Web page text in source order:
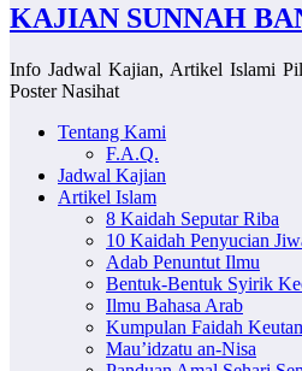
KAJIAN SUNNAH
Info Jadwal Kajian, Artikel Islami
Poster Nasihat
Tentang Kami
F.A.Q.
Jadwal Kajian
Artikel Islam
8 Kaidah Seputar Riba
10 Kaidah Penyucian
Adab Penuntut Ilmu
Bentuk-Bentuk Syirik
Ilmu Bahasa Arab
Kumpulan Faidah
Mau’idzatu an-Nisa